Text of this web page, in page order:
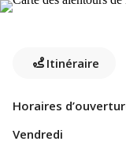
Itinéraire
Horaires
Vendredi